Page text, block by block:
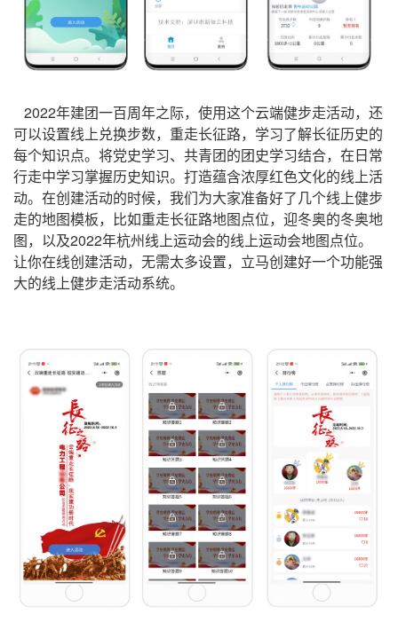
2022年建团一百周年之际，使用这个云端健步走活动，还
可以设置线上兑换步数，重走长征路，学习了解长征历史的
每个知识点。将党史学习、共青团的团史学习结合，在日常
行走中学习掌握历史知识。打造蕴含浓厚红色文化的线上活
动。在创建活动的时候，我们为大家准备好了几个线上健步
走的地图模板，比如重走长征路地图点位，迎冬奥的冬奥地
图，以及2022年杭州线上运动会的线上运动会地图点位。
让你在线创建活动，无需太多设置，立马创建好一个功能强
大的线上健步走活动系统。